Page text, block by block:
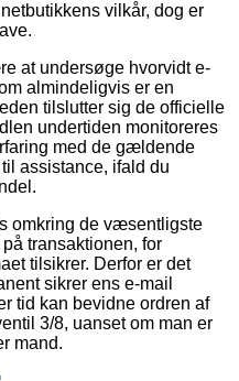
vilkår, dog er
at undersøge hvorvidt e-
almindeligvis er en
tilslutter sig de officielle
undertiden monitoreres
med de gældende
assistance, ifald du
omkring de væsentligste
transaktionen, for
tilsikrer. Derfor er det
sikrer ens e-mail
tid kan bevidne ordren af
3/8, uanset om man er
mand.